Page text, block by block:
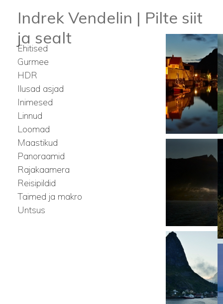
Indrek Vendelin | Pilte siit
ja sealt
Ehitised
Gurmee
HDR
Ilusad asjad
Inimesed
Linnud
Loomad
Maastikud
Panoraamid
Rajakaamera
Reisipildid
Taimed ja makro
Untsus